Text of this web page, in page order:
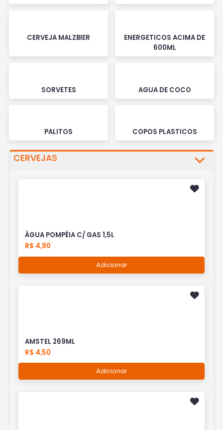
CERVEJA MALZBIER
ENERGETICOS ACIMA DE
600ML
SORVETES AGUA DE COCO
PALITOS COPOS PLASTICOS
CERVEJAS
ÁGUA POMPÉIA C/ GAS 1,5L
R$ 4,90
Adicionar
AMSTEL 269ML
R$ 4,50
Adicionar